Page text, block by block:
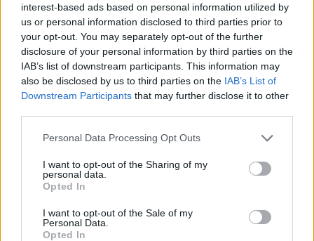
interest-based ads based on personal information utilized by
us or personal information disclosed to third parties prior to
your opt-out. You may separately opt-out of the further
disclosure of your personal information by third parties on the
IAB’s list of downstream participants. This information may
also be disclosed by us to third parties on the IAB’s List of
Downstream Participants that may further disclose it to other
Please note that this website/app uses one or more Google
not limited to your visit or usage behaviour. You may click to
grant or deny consent to Google and its third-party tags to
use your data for below specified purposes in below Google
consent section.
Personal Data Processing Opt Outs
I want to opt-out of the Sharing of my
personal data.
Opted In
I want to opt-out of the Sale of my
Personal Data.
Opted In
Sok a cenzúrázott, vulgáris minőségjelzős
mondatszerkezet-függő, aki nem bírja kivárni, hogy
kiérjen az állomásról, hanem már a szűk peronon, a
tömegben rágyújt a cigire (ami persze, ha szigorúan
vesszük a szabályokat, többnyire tilos), és naná,
hogy az összes füst az én pofámba landol.
szívókra is. Tisztelet a többséget képviselő, kulturált,
De az is 1000%, hogy én is benne vagyok egy ehhez
#3 Banki átutalás